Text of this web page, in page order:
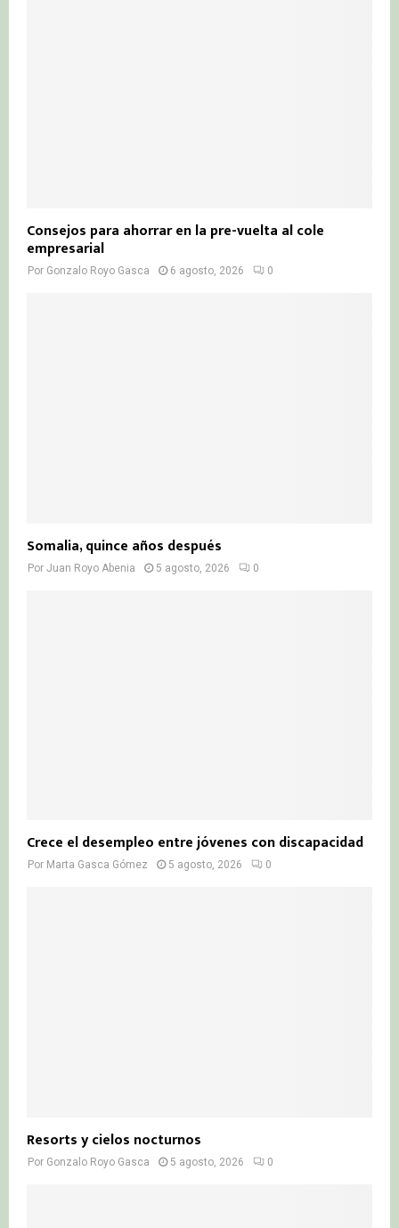
Consejos para ahorrar en la pre-vuelta al cole
empresarial
Por Gonzalo Royo Gasca 6 agosto, 2026 0
Somalia, quince años después
Por Juan Royo Abenia 5 agosto, 2026 0
Crece el desempleo entre jóvenes con discapacidad
Por Marta Gasca Gómez 5 agosto, 2026 0
Resorts y cielos nocturnos
Por Gonzalo Royo Gasca 5 agosto, 2026 0